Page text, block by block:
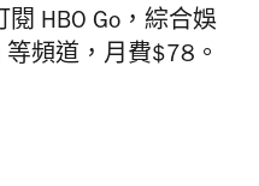
HBO Go，綜合娛
等頻道，月費$78。